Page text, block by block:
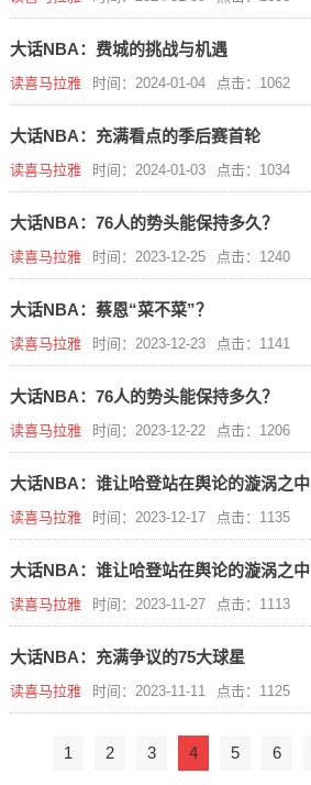
大话NBA：费城的挑战与机遇
读喜马拉雅 时间：2024-01-04 点击：1062
大话NBA：充满看点的季后赛首轮
读喜马拉雅 时间：2024-01-03 点击：1034
大话NBA：76人的势头能保持多久？
读喜马拉雅 时间：2023-12-25 点击：1240
大话NBA：蔡恩“菜不菜”？
读喜马拉雅 时间：2023-12-23 点击：1141
大话NBA：76人的势头能保持多久？
读喜马拉雅 时间：2023-12-22 点击：1206
大话NBA：谁让哈登站在舆论的漩涡之中
读喜马拉雅 时间：2023-12-17 点击：1135
大话NBA：谁让哈登站在舆论的漩涡之中
读喜马拉雅 时间：2023-11-27 点击：1113
大话NBA：充满争议的75大球星
读喜马拉雅 时间：2023-11-11 点击：1125
1 2 3 4 5 6